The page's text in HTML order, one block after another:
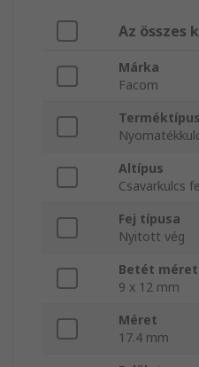
Az összes
Márka
Facom
Terméktípus
Altípus
Csavarkulcs
Fej típusa
Nyitott vég
Betét
9 x 12 mm
Méret
17.4 mm